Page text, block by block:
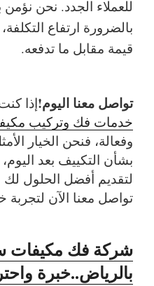
للعملاء الجدد. نحن نؤمن
بالضرورة ارتفاع
قيمة مقابل ما تدفعه.
تواصل معنا اليوم!إذا
خدمات فك وتركيب
وفعالة، فنحن الخيار
بشأن التكييف بعد
لتقديم أفضل الحلول
تواصل معنا الآن لتجربة
شركة فك مكيفات
بالرياض..خبرة